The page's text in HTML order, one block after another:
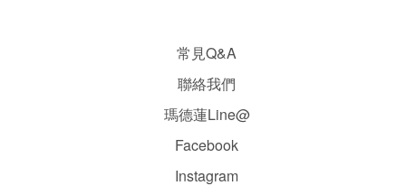
常見Q&A
聯絡我們
瑪德蓮Line@
Facebook
Instagram